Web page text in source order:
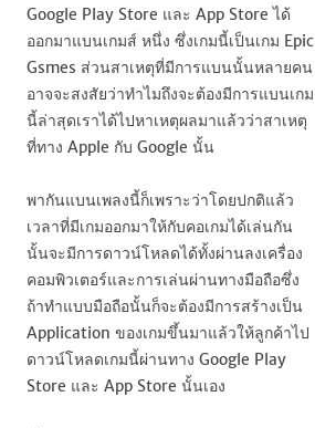
Google Play Store และ App Storeได้
ออกมาแบนเกมส์ หนึ่ง ซึ่งเกมนี้เป็นเกม Epic
Gsmes ส่วนสาเหตุที่มีการแบนนั้นหลายคน
อาจจะสงสัยว่าทำไมถึงจะต้องมีการแบนเกม
นี้ล่าสุดเราได้ไปหาเหตุผลมาแล้วว่าสาเหตุ
ที่ทาง Apple กับ Google นั้น
พากันแบนเพลงนี้ก็เพราะว่าโดยปกติแล้ว
เวลาที่มีเกมออกมาให้กับคอเกมได้เล่นกัน
นั้นจะมีการดาวน์โหลดได้ทั้งผ่านลงเครื่อง
คอมพิวเตอร์และการเล่นผ่านทางมือถือซึ่ง
ถ้าทำแบบมือถือนั้นก็จะต้องมีการสร้างเป็น
Application ของเกมขึ้นมาแล้วให้ลูกค้าไป
ดาวน์โหลดเกมนี้ผ่านทาง Google Play
Store และ App Store นั้นเอง